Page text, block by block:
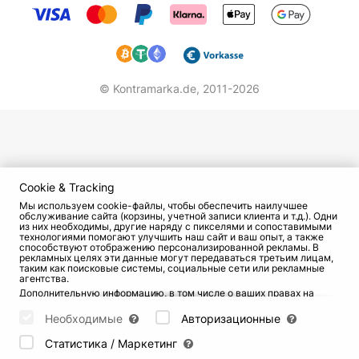
названию программы: "FIRE OF GEORGIA" Это не
просто последовательность танцев, а
драматургически выстроенное сценическое
произведение, которое впечатляюще
воплощает в жизнь историю, душу и энергию
олицетворяет собой высочайшее качество,
неповторимый хореографический почерк и
международный энтузиазм.
Незабываемый опыт, который можно не
только увидеть, но и почувствовать.
Когда танец становится огнем: "FIRE OF
GEORGIA"
© Kontramarka.de, 2011-2026
Cookie & Tracking
Мы используем cookie-файлы, чтобы обеспечить наилучшее
обслуживание сайта (корзины, учетной записи клиента и т.д.). Одни
из них необходимы, другие наряду с пикселями и сопоставимыми
технологиями помогают улучшить наш сайт и ваш опыт, а также
способствуют отображению персонализированной рекламы. В
рекламных целях эти данные могут передаваться третьим лицам,
таким как поисковые системы, социальные сети или рекламные
агентства.
Дополнительную информацию, в том числе о ваших правах на
странице AGB
Пожалуйста, выберите ниже, какие куки могут быть установлены,
и подтвердите это нажатием кнопки "Сохранить настройки", или
примите все куки, нажав кнопку "Разрешить все":
Необходимые
Авторизационные
Статистика / Маркетинг